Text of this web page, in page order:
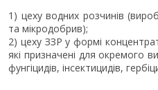
1) цеху водних розчинів
та мікродобрив);
2) цеху ЗЗР у формі
які призначені для окремого
фунгіцидів, інсектицидів,